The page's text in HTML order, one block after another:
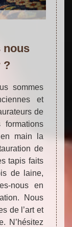
nous
?
sommes
et
de
main la
de
tapis faits
de laine,
nous en
Nous
de l’art et
N’hésitez